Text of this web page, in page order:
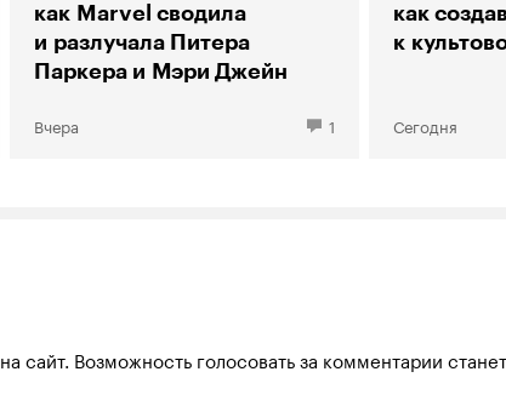
как Marvel сводила
и разлучала Питера
Паркера и Мэри Джейн
Вчера 1
как
к
Сегодня
на сайт. Возможность голосовать за комментарии